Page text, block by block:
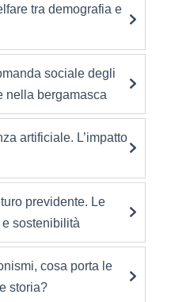
tra demografia e
sociale degli
nella bergamasca
artificiale. L’impatto
previdente. Le
sostenibilità
cosa porta le
storia?